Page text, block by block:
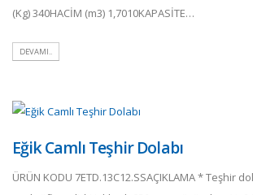
(Kg) 340HACİM (m3) 1,7010KAPASİTE…
DEVAMI..
Eğik Camlı Teşhir Dolabı
ÜRÜN KODU 7ETD.13C12.SSAÇIKLAMA * Teşhir